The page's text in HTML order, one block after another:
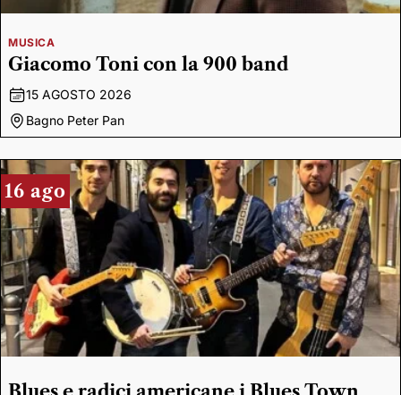
MUSICA
Giacomo Toni con la 900 band
15 AGOSTO 2026
Bagno Peter Pan
16 ago